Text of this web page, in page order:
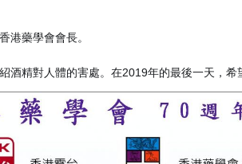
港藥學會會長。
酒精對人體的害處。在2019年的最後一天，